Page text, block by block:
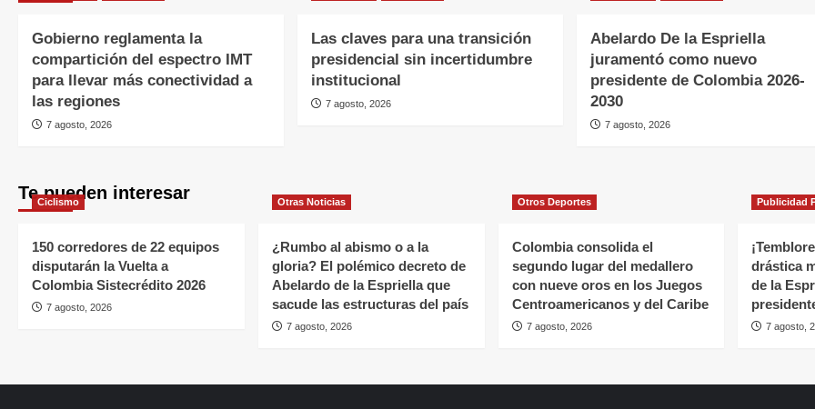
Gobierno reglamenta la
compartición del espectro IMT
para llevar más conectividad a
las regiones
7 agosto, 2026
Las claves para una transición
presidencial sin incertidumbre
institucional
7 agosto, 2026
Abelardo De la Espriella
juramentó como nuevo
presidente de Colombia 2026-
2030
7 agosto, 2026
Te pueden interesar
Ciclismo
150 corredores de 22 equipos
disputarán la Vuelta a
Colombia Sistecrédito 2026
7 agosto, 2026
Otras Noticias
¿Rumbo al abismo o a la
gloria? El polémico decreto de
Abelardo de la Espriella que
sacude las estructuras del país
7 agosto, 2026
Otros Deportes
Colombia consolida el
segundo lugar del medallero
con nueve oros en los Juegos
Centroamericanos y del Caribe
7 agosto, 2026
Publicidad
drástica
de la
7 agosto,